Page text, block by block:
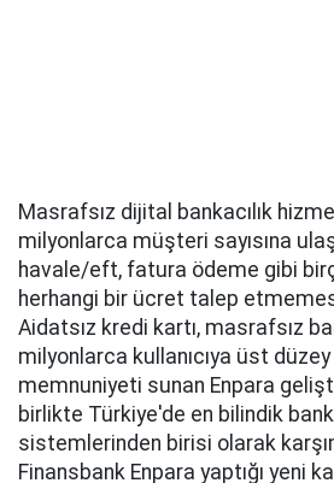
Masrafsız dijital bankacılık
milyonlarca müşteri sayısına
havale/eft, fatura ödeme gibi
herhangi bir ücret talep
Aidatsız kredi kartı, masrafsız
milyonlarca kullanıcıya üst
memnuniyeti sunan Enpara
birlikte Türkiye'de en bilindik
sistemlerinden birisi olarak
Finansbank Enpara yaptığı yeni